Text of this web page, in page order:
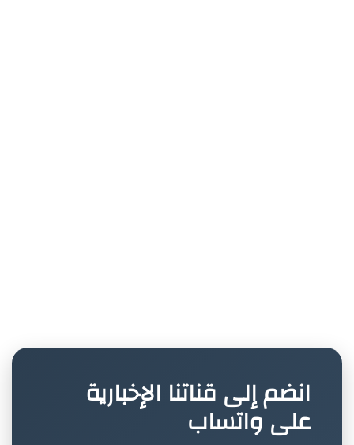
انضم إلى قناتنا الإخبارية
على واتساب